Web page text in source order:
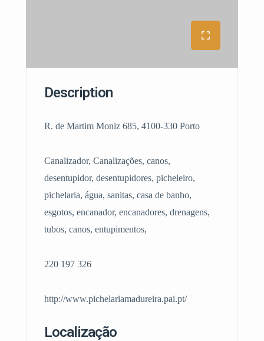
Description
R. de Martim Moniz 685, 4100-330 Porto
Canalizador, Canalizações, canos,
desentupidor, desentupidores, picheleiro,
pichelaria, água, sanitas, casa de banho,
esgotos, encanador, encanadores, drenagens,
tubos, canos, entupimentos,
220 197 326
http://www.pichelariamadureira.pai.pt/
Localização